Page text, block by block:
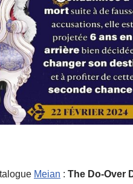
Meian : The Do-Over